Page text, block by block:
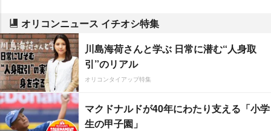
オリコンニュース イチオシ特集
川島海荷さんと学ぶ 日常に潜む“人身取
引”のリアル
オリコンタイアップ特集
マクドナルドが40年にわたり支える「小学
生の甲子園」